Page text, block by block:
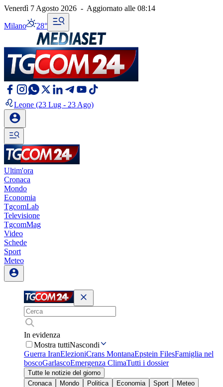
Venerdì 7 Agosto 2026 - Aggiornato alle 08:14
Milano 28°
Leone (23 Lug - 23 Ago)
Ultim'ora
Cronaca
Mondo
Economia
TgcomLab
Televisione
TgcomMag
Video
Schede
Sport
Meteo
In evidenza
Mostra tuttiNascondi
Guerra IranElezioniCrans MontanaEpstein FilesFamiglia nel
boscoGarlascoEmergenza ClimaTutti i dossier
Tutte le notizie del giorno
Cronaca
Mondo Politica Economia Sport
Meteo